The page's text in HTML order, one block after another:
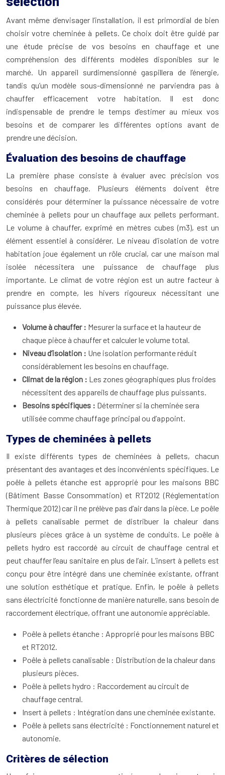
Avant même d’envisager l’installation, il est primordial de bien
choisir votre cheminée à pellets. Ce choix doit être guidé par
une étude précise de vos besoins en chauffage et une
compréhension des différents modèles disponibles sur le
marché. Un appareil surdimensionné gaspillera de l’énergie,
tandis qu’un modèle sous-dimensionné ne parviendra pas à
chauffer efficacement votre habitation. Il est donc
indispensable de prendre le temps d’estimer au mieux vos
besoins et de comparer les différentes options avant de
prendre une décision.
Évaluation des besoins de chauffage
La première phase consiste à évaluer avec précision vos
besoins en chauffage. Plusieurs éléments doivent être
considérés pour déterminer la puissance nécessaire de votre
cheminée à pellets pour un chauffage aux pellets performant.
Le volume à chauffer, exprimé en mètres cubes (m3), est un
élément essentiel à considérer. Le niveau d’isolation de votre
habitation joue également un rôle crucial, car une maison mal
isolée nécessitera une puissance de chauffage plus
importante. Le climat de votre région est un autre facteur à
prendre en compte, les hivers rigoureux nécessitant une
puissance plus élevée.
Volume à chauffer : Mesurer la surface et la hauteur de
chaque pièce à chauffer et calculer le volume total.
Niveau d’isolation : Une isolation performante réduit
considérablement les besoins en chauffage.
Climat de la région : Les zones géographiques plus froides
nécessitent des appareils de chauffage plus puissants.
Besoins spécifiques : Déterminer si la cheminée sera
utilisée comme chauffage principal ou d’appoint.
Types de cheminées à pellets
Il existe différents types de cheminées à pellets, chacun
présentant des avantages et des inconvénients spécifiques. Le
poêle à pellets étanche est approprié pour les maisons BBC
(Bâtiment Basse Consommation) et RT2012 (Réglementation
Thermique 2012) car il ne prélève pas d’air dans la pièce. Le poêle
à pellets canalisable permet de distribuer la chaleur dans
plusieurs pièces grâce à un système de conduits. Le poêle à
pellets hydro est raccordé au circuit de chauffage central et
peut chauffer l’eau sanitaire en plus de l’air. L’insert à pellets est
conçu pour être intégré dans une cheminée existante, offrant
une solution esthétique et pratique. Enfin, le poêle à pellets
sans électricité fonctionne de manière naturelle, sans besoin de
raccordement électrique, offrant une autonomie appréciable.
Poêle à pellets étanche : Approprié pour les maisons BBC
et RT2012.
Poêle à pellets canalisable : Distribution de la chaleur dans
plusieurs pièces.
Poêle à pellets hydro : Raccordement au circuit de
chauffage central.
Insert à pellets : Intégration dans une cheminée existante.
Poêle à pellets sans électricité : Fonctionnement naturel et
autonomie.
Critères de sélection